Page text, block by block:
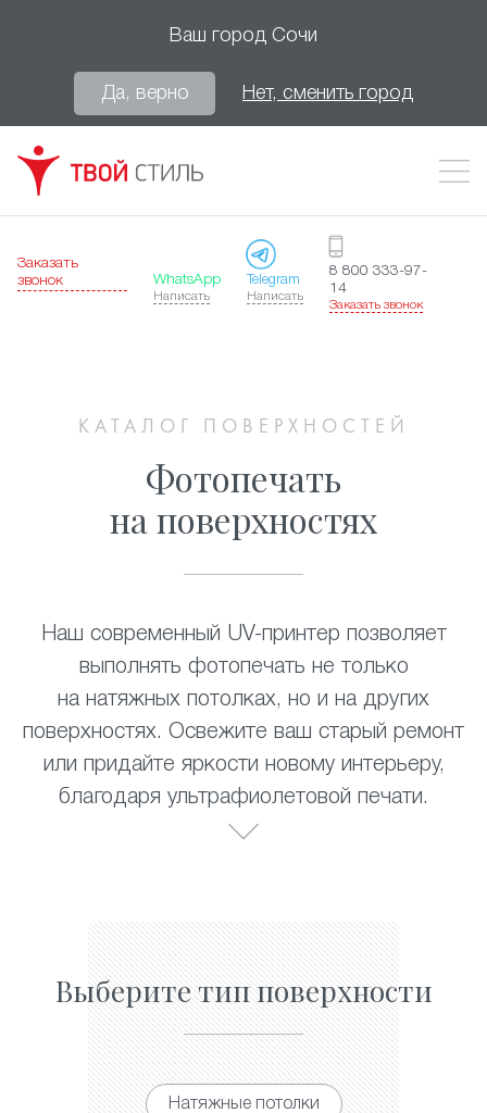
Ваш город Сочи
Да, верно Нет, сменить город
Заказать
звонок
WhatsApp
Написать
Telegram
Написать
8 800 333-97-
14
Заказать звонок
КАТАЛОГ ПОВЕРХНОСТЕЙ
Фотопечать
на поверхностях
Наш современный UV-принтер позволяет
выполнять фотопечать не только
на натяжных потолках, но и на других
поверхностях. Освежите ваш старый ремонт
или придайте яркости новому интерьеру,
благодаря ультрафиолетовой печати.
Выберите тип поверхности
Натяжные потолки